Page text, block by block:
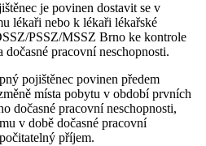
je povinen dostavit se v
lékaři nebo k lékaři lékařské
PSSZ/MSSZ Brno ke kontrole
pracovní neschopnosti.
pojištěnec povinen předem
místa pobytu v období prvních
dočasné pracovní neschopnosti,
v době dočasné pracovní
příjem.